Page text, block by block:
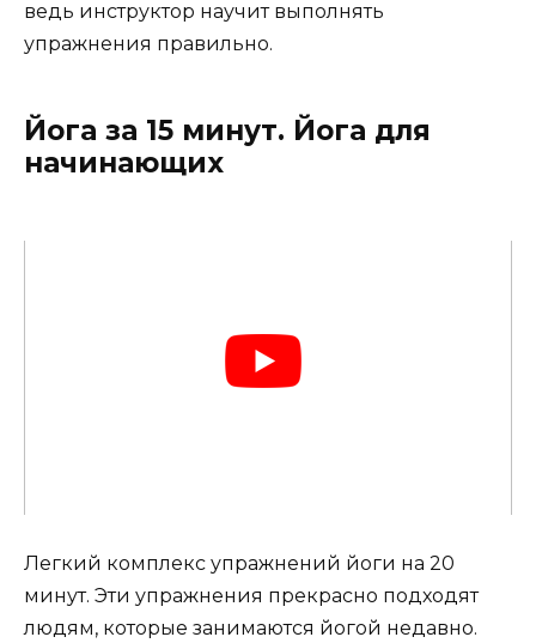
ведь инструктор научит выполнять
упражнения правильно.
Йога за 15 минут. Йога для
начинающих
Легкий комплекс упражнений йоги на 20
минут. Эти упражнения прекрасно подходят
людям, которые занимаются йогой недавно.